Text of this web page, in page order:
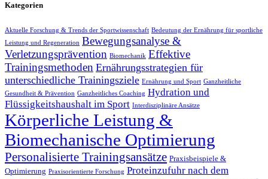
Kategorien
Aktuelle Forschung & Trends der Sportwissenschaft Bedeutung der Ernährung für sportliche
Leistung und Regeneration Bewegungsanalyse &
Verletzungsprävention Biomechanik Effektive
Trainingsmethoden Ernährungsstrategien für
unterschiedliche Trainingsziele Ernährung und Sport Ganzheitliche
Gesundheit & Prävention Ganzheitliches Coaching Hydration und
Flüssigkeitshaushalt im Sport Interdisziplinäre Ansätze
Körperliche Leistung &
Biomechanische Optimierung
Personalisierte Trainingsansätze Praxisbeispiele &
Optimierung Praxisorientierte Forschung Proteinzufuhr nach dem